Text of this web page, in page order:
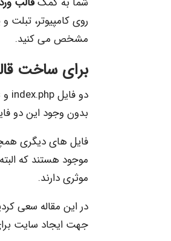
روی کامپیوتر،
مشخص می کنید.
برای ساخت
دو فایل index.php و style.css از اصلی ترین و مهم ترین فایل ها برای ایجاد
بدون وجود این دو
فایل های دیگری
موجود هستند که
موثری دارند.
در این مقاله سعی
جهت ایجاد سایت